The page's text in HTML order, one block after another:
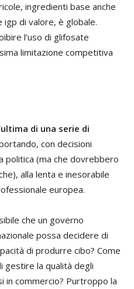
ingredienti base anche
di valore, è globale.
l’uso di glifosate
limitazione competitiva
di una serie di
con decisioni
politica (ma che dovrebbero
alla lenta e inesorabile
europea.
che un governo
possa decidere di
di produrre cibo? Come
gestire la qualità degli
in commercio? Purtroppo la